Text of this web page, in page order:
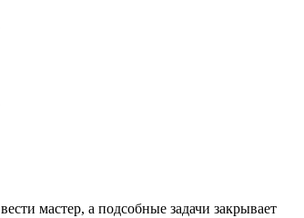
мастер, а подсобные задачи закрывает